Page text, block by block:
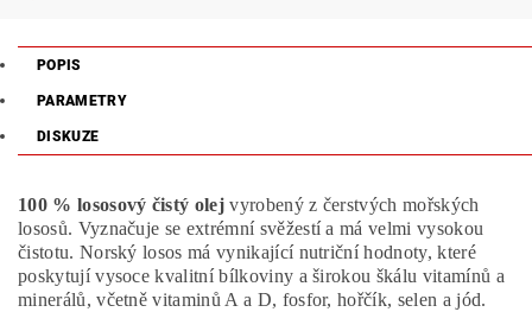
POPIS
PARAMETRY
DISKUZE
100 % lososový čistý olej vyrobený z čerstvých mořských
lososů. Vyznačuje se extrémní svěžestí a má velmi vysokou
čistotu. Norský losos má vynikající nutriční hodnoty, které
poskytují vysoce kvalitní bílkoviny a širokou škálu vitamínů a
minerálů, včetně vitaminů A a D, fosfor, hořčík, selen a jód.